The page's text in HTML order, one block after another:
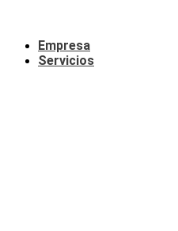
Empresa
Servicios